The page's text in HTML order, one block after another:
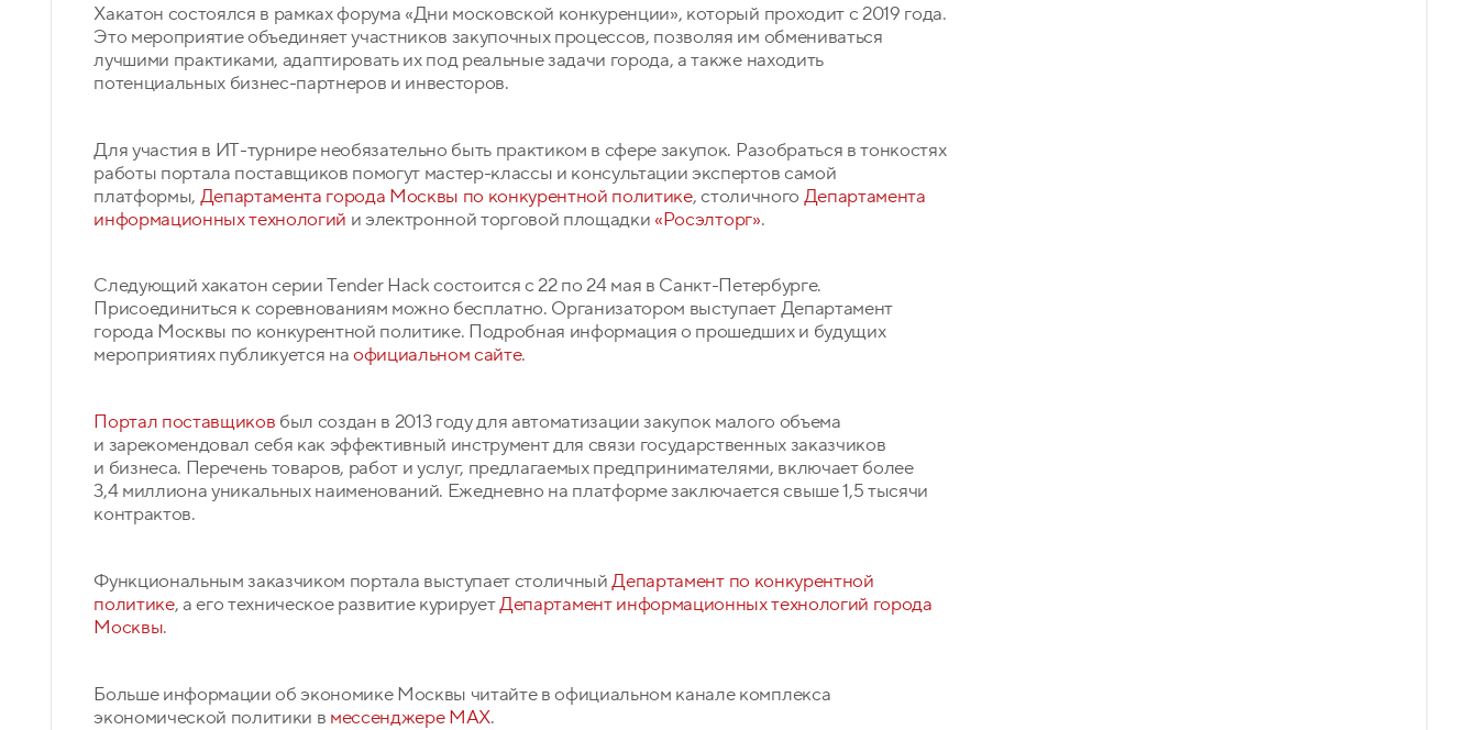
Хакатон состоялся в рамках форума «Дни московской конкуренции», который проходит с 2019 года.
Это мероприятие объединяет участников закупочных процессов, позволяя им обмениваться
лучшими практиками, адаптировать их под реальные задачи города, а также находить
потенциальных бизнес-партнеров и инвесторов.
Для участия в ИТ-турнире необязательно быть практиком в сфере закупок. Разобраться в тонкостях
работы портала поставщиков помогут мастер-классы и консультации экспертов самой
платформы, Департамента города Москвы по конкурентной политике, столичного Департамента
информационных технологий и электронной торговой площадки «Росэлторг».
Следующий хакатон серии Tender Hack состоится с 22 по 24 мая в Санкт-Петербурге.
Присоединиться к соревнованиям можно бесплатно. Организатором выступает Департамент
города Москвы по конкурентной политике. Подробная информация о прошедших и будущих
мероприятиях публикуется наофициальном сайте.
Портал поставщиков был создан в 2013 году для автоматизации закупок малого объема
и зарекомендовал себя как эффективный инструмент для связи государственных заказчиков
и бизнеса. Перечень товаров, работ и услуг, предлагаемых предпринимателями, включает более
3,4 миллиона уникальных наименований. Ежедневно на платформе заключается свыше 1,5 тысячи
контрактов.
Функциональным заказчиком портала выступает столичныйДепартамент по конкурентной
политике, а его техническое развитие курируетДепартамент информационных технологий города
Москвы.
Больше информации об экономике Москвы читайте в официальном канале комплекса
экономической политики в мессенджере MAX.